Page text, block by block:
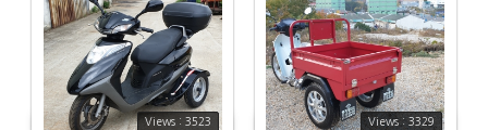
Views : 3523
3523
Views : 3329
3329